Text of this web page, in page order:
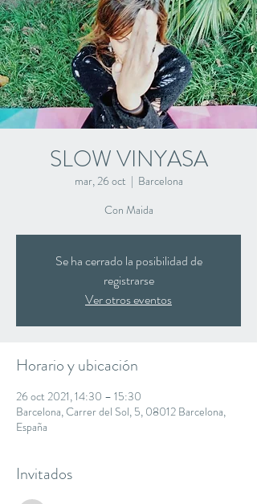
SLOW VINYASA
mar, 26 oct
  |
Barcelona
Con Maida
Se ha cerrado la posibilidad de
registrarse
Ver otros eventos
Horario y ubicación
26 oct 2021, 14:30 – 15:30
Barcelona, Carrer del Sol, 5, 08012 Barcelona,
España
Invitados